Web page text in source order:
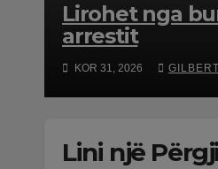
Lirohet nga
arrestit
KOR 31, 2026
Lini një